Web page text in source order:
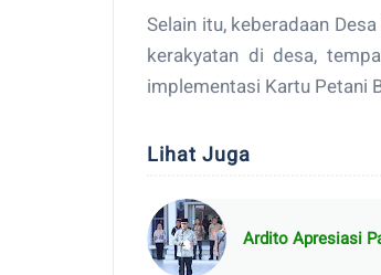
Selain itu, keberadaan
kerakyatan di desa,
implementasi Kartu Petani
Lihat Juga
Ardito Apresiasi